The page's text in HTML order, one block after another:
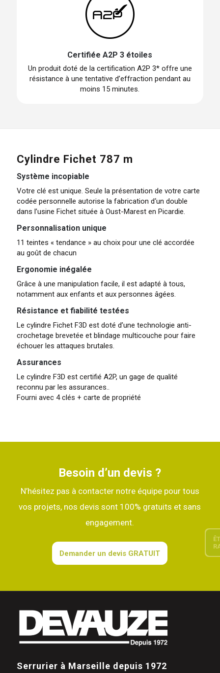
Certifiée A2P 3 étoiles
Un produit doté de la certification A2P 3* offre une
résistance à une tentative d’effraction pendant au
moins 15 minutes.
Cylindre Fichet 787 m
Système incopiable
Votre clé est unique. Seule la présentation de votre carte
codée personnelle autorise la fabrication d‘un double
dans l’usine Fichet située à Oust-Marest en Picardie.
Personnalisation unique
11 teintes « tendance » au choix pour une clé accordée
au goût de chacun
Ergonomie inégalée
Grâce à une manipulation facile, il est adapté à tous,
notamment aux enfants et aux personnes âgées.
Résistance et fiabilité testées
Le cylindre Fichet F3D est doté d’une technologie anti-
crochetage brevetée et blindage multicouche pour faire
échouer les attaques brutales.
Assurances
Le cylindre F3D est certifié A2P, un gage de qualité
reconnu par les assurances..
Fourni avec 4 clés + carte de propriété
Besoin d’un devis ?
N’hésitez pas à contacter notre équipe pour tous
vos projets, nos devis sont 100% gratuits et sans
engagement.
Demander un devis GRATUIT
Serrurier à Marseille depuis 1972
RAPPELÉ